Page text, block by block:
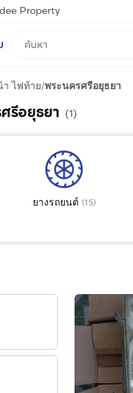
Property
ไฟท้าย/พระนครศรีอยุธยา
รีอยุธยา (1)
ยางรถยนต์ (15)